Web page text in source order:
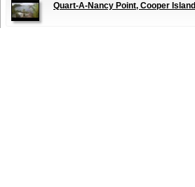
Quart-A-Nancy Point, Cooper Island